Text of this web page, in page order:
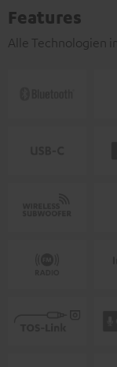
Features
Alle Technologien